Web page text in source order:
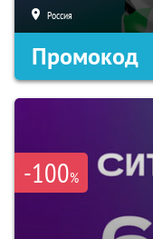
Россия
Промокод
-100%